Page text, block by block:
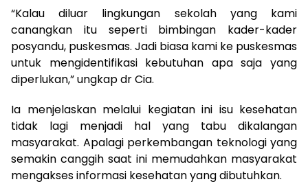
“Kalau diluar lingkungan sekolah yang kami
canangkan itu seperti bimbingan kader-kader
posyandu, puskesmas. Jadi biasa kami ke puskesmas
untuk mengidentifikasi kebutuhan apa saja yang
diperlukan,” ungkap dr Cia.
Ia menjelaskan melalui kegiatan ini isu kesehatan
tidak lagi menjadi hal yang tabu dikalangan
masyarakat. Apalagi perkembangan teknologi yang
semakin canggih saat ini memudahkan masyarakat
mengakses informasi kesehatan yang dibutuhkan.